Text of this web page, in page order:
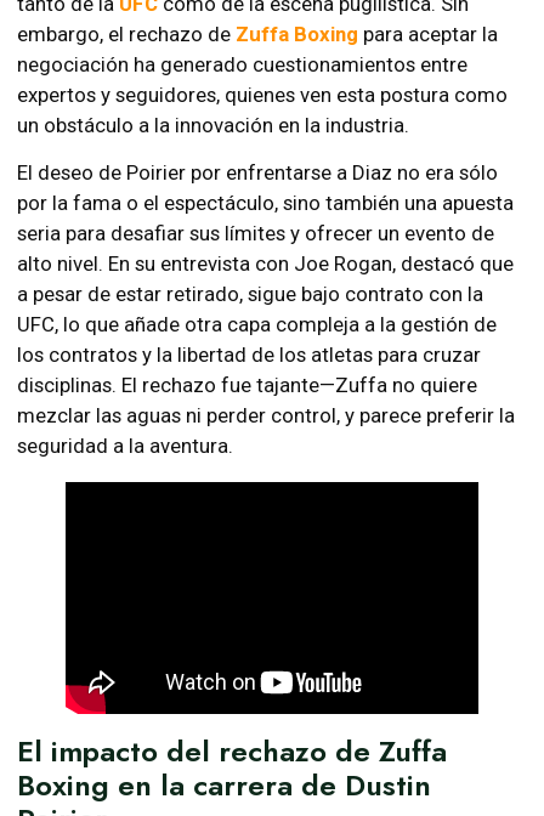
embargo, el rechazo de Zuffa Boxing para aceptar la
negociación ha generado cuestionamientos entre
expertos y seguidores, quienes ven esta postura como
un obstáculo a la innovación en la industria.
El deseo de Poirier por enfrentarse a Diaz no era sólo
por la fama o el espectáculo, sino también una apuesta
seria para desafiar sus límites y ofrecer un evento de
alto nivel. En su entrevista con Joe Rogan, destacó que
a pesar de estar retirado, sigue bajo contrato con la
UFC, lo que añade otra capa compleja a la gestión de
los contratos y la libertad de los atletas para cruzar
disciplinas. El rechazo fue tajante—Zuffa no quiere
mezclar las aguas ni perder control, y parece preferir la
seguridad a la aventura.
El impacto del rechazo de Zuffa
Boxing en la carrera de Dustin